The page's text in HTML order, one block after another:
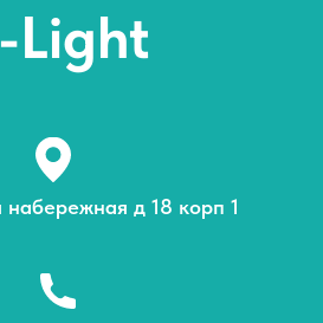
набережная д 18 корп 1
Light